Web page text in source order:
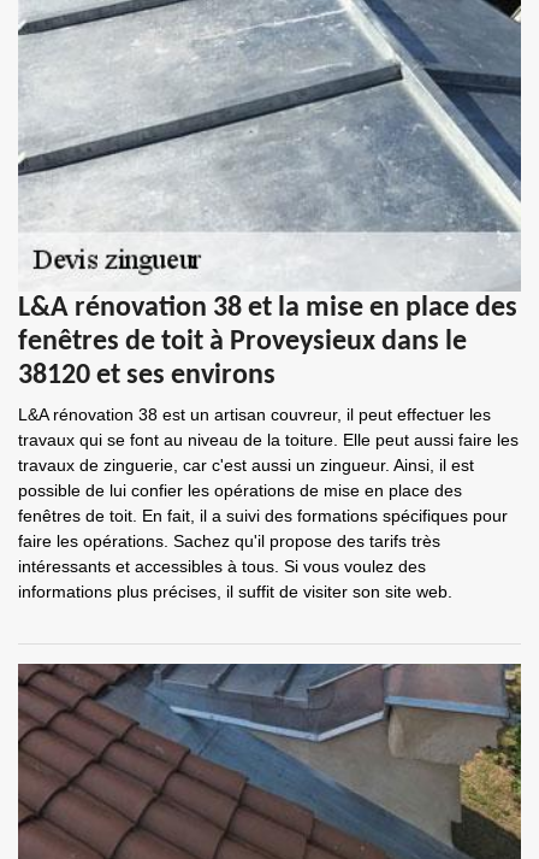
L&A rénovation 38 et la mise en place des
fenêtres de toit à Proveysieux dans le
38120 et ses environs
L&A rénovation 38 est un artisan couvreur, il peut effectuer les
travaux qui se font au niveau de la toiture. Elle peut aussi faire les
travaux de zinguerie, car c'est aussi un zingueur. Ainsi, il est
possible de lui confier les opérations de mise en place des
fenêtres de toit. En fait, il a suivi des formations spécifiques pour
faire les opérations. Sachez qu'il propose des tarifs très
intéressants et accessibles à tous. Si vous voulez des
informations plus précises, il suffit de visiter son site web.